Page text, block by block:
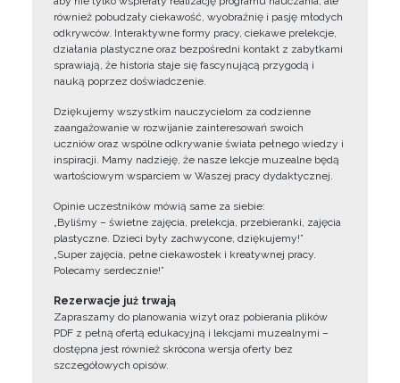
również pobudzały ciekawość, wyobraźnię i pasję młodych
odkrywców. Interaktywne formy pracy, ciekawe prelekcje,
działania plastyczne oraz bezpośredni kontakt z zabytkami
sprawiają, że historia staje się fascynującą przygodą i
nauką poprzez doświadczenie.
Dziękujemy wszystkim nauczycielom za codzienne
zaangażowanie w rozwijanie zainteresowań swoich
uczniów oraz wspólne odkrywanie świata pełnego wiedzy i
inspiracji. Mamy nadzieję, że nasze lekcje muzealne będą
wartościowym wsparciem w Waszej pracy dydaktycznej.
Opinie uczestników mówią same za siebie:
„Byliśmy – świetne zajęcia, prelekcja, przebieranki, zajęcia
plastyczne. Dzieci były zachwycone, dziękujemy!”
„Super zajęcia, pełne ciekawostek i kreatywnej pracy.
Polecamy serdecznie!”
Rezerwacje już trwają
Zapraszamy do planowania wizyt oraz pobierania plików
PDF z pełną ofertą edukacyjną i lekcjami muzealnymi –
dostępna jest również skrócona wersja oferty bez
szczegółowych opisów.